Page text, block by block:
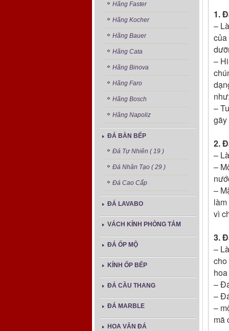
Hãng Faster
Hãng Kocher
Hãng Bauer
Hãng Cata
Hãng Binova
Hãng Faro
Hãng Bosch
Hãng Napoliz
ĐÁ BÀN BẾP
Đá Tự Nhiên ( 19 )
Đá Nhân Tạo ( 29 )
Đá Cao Cấp
ĐÁ LAVABO
VÁCH KÍNH PHÒNG TẮM
ĐÁ ỐP MỘ
KÍNH ỐP BẾP
ĐÁ CẦU THANG
ĐÁ MARBLE
HOA VĂN ĐÁ
1.
–
của
–
–
gãy
2.
–
–
–
vì
3.
–
cho
–
–
–
mã